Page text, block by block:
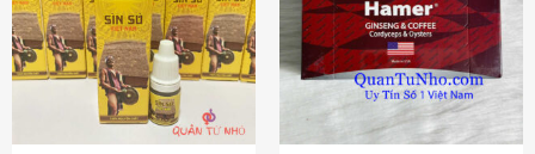
thể.
Các
tùy
chọn
có
thể